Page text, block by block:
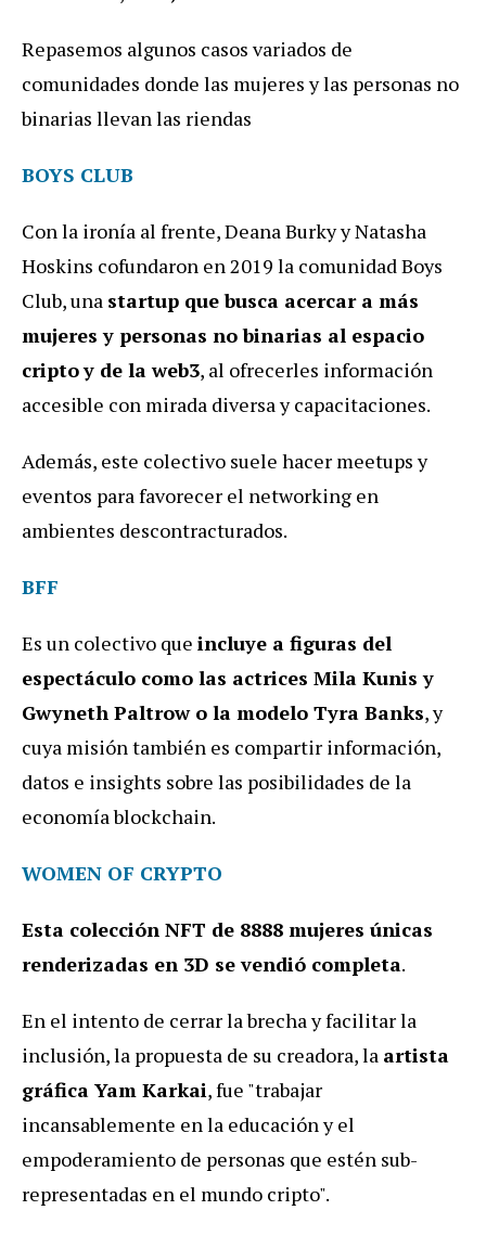
Repasemos algunos casos variados de
comunidades donde las mujeres y las personas no
binarias llevan las riendas
‍BOYS CLUB
‍Con la ironía al frente, Deana Burky y Natasha
Hoskins cofundaron en 2019 la comunidad Boys
Club, una startup que busca acercar a más
mujeres y personas no binarias al espacio
criptoy de la web3, al ofrecerles información
accesible con mirada diversa y capacitaciones.
Además, este colectivo suele hacer meetups y
eventos para favorecer el networking en
ambientes descontracturados.
‍BFF
‍Es un colectivo que incluye a figuras del
espectáculo como las actrices Mila Kunis y
Gwyneth Paltrow o la modelo Tyra Banks, y
cuya misión también es compartir información,
datos e insights sobre las posibilidades de la
economía blockchain.
‍WOMEN OF CRYPTO
Esta colección NFT de 8888 mujeres únicas
renderizadas en 3D se vendió completa.
En el intento de cerrar la brecha y facilitar la
inclusión, la propuesta de su creadora, la artista
gráfica Yam Karkai, fue "trabajar
incansablemente en la educación y el
empoderamiento de personas que estén sub-
representadas en el mundo cripto".